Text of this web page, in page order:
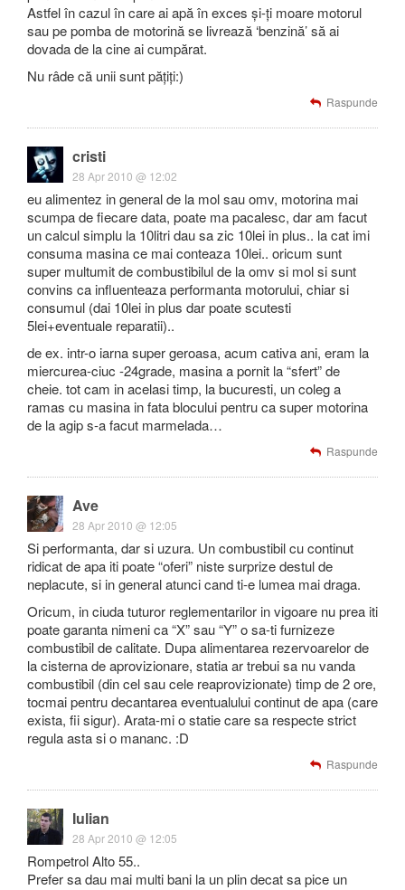
Astfel în cazul în care ai apă în exces și-ți moare motorul
sau pe pomba de motorină se livrează ‘benzină’ să ai
dovada de la cine ai cumpărat.
Nu râde că unii sunt pățiți:)
Raspunde
cristi
28 Apr 2010 @ 12:02
eu alimentez in general de la mol sau omv, motorina mai
scumpa de fiecare data, poate ma pacalesc, dar am facut
un calcul simplu la 10litri dau sa zic 10lei in plus.. la cat imi
consuma masina ce mai conteaza 10lei.. oricum sunt
super multumit de combustibilul de la omv si mol si sunt
convins ca influenteaza performanta motorului, chiar si
consumul (dai 10lei in plus dar poate scutesti
5lei+eventuale reparatii)..
de ex. intr-o iarna super geroasa, acum cativa ani, eram la
miercurea-ciuc -24grade, masina a pornit la “sfert” de
cheie. tot cam in acelasi timp, la bucuresti, un coleg a
ramas cu masina in fata blocului pentru ca super motorina
de la agip s-a facut marmelada…
Raspunde
Ave
28 Apr 2010 @ 12:05
Si performanta, dar si uzura. Un combustibil cu continut
ridicat de apa iti poate “oferi” niste surprize destul de
neplacute, si in general atunci cand ti-e lumea mai draga.
Oricum, in ciuda tuturor reglementarilor in vigoare nu prea iti
poate garanta nimeni ca “X” sau “Y” o sa-ti furnizeze
combustibil de calitate. Dupa alimentarea rezervoarelor de
la cisterna de aprovizionare, statia ar trebui sa nu vanda
combustibil (din cel sau cele reaprovizionate) timp de 2 ore,
tocmai pentru decantarea eventualului continut de apa (care
exista, fii sigur). Arata-mi o statie care sa respecte strict
regula asta si o mananc. :D
Raspunde
Iulian
28 Apr 2010 @ 12:05
Rompetrol Alto 55..
Prefer sa dau mai multi bani la un plin decat sa pice un